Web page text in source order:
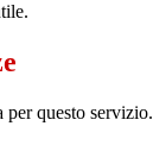
per questo servizio.